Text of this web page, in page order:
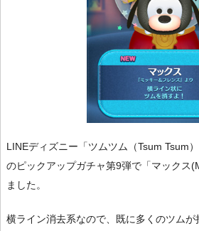
LINEディズニー「ツムツム（Tsum Tsum
のピックアップガチャ第9弾で「マックス
ました。
横ライン消去系なので、既に多くのツム